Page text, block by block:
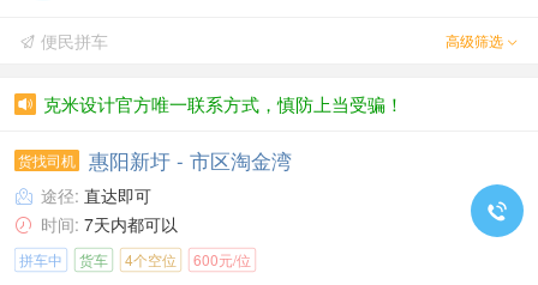
高级筛选 
 便民拼车
 克米设计官方唯一联系方式，慎防上当受骗！
货找司机 惠阳新圩 - 市区淘金湾
 途径: 直达即可
 时间: 7天内都可以
拼车中 货车 4个空位 600元/位
